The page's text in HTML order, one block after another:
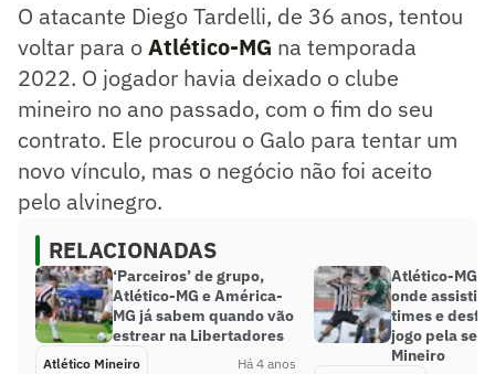
O atacante Diego Tardelli, de 36 anos, tentou
voltar para oAtlético-MG na temporada
2022. O jogador havia deixado o clube
mineiro no ano passado, com o fim do seu
contrato. Ele procurou o Galo para tentar um
novo vínculo, mas o negócio não foi aceito
pelo alvinegro.
RELACIONADAS
‘Parceiros’ de grupo,
Atlético-MG e América-
MG já sabem quando vão
estrear na Libertadores
Atlético Mineiro Há 4 anos
Atlético-MG x
onde assistir,
times e
jogo pela
Mineiro